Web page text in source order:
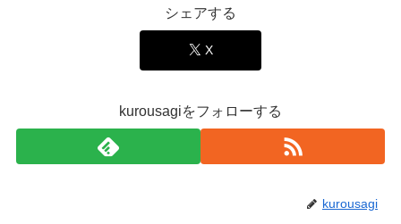
シェアする
X
kurousagiをフォローする
kurousagi